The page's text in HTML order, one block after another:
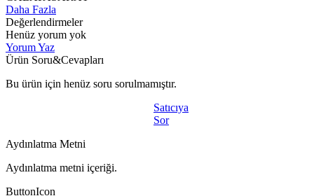
Daha Fazla
Değerlendirmeler
Henüz yorum yok
Yorum Yaz
Ürün Soru&Cevapları
Bu ürün için henüz soru sorulmamıştır.
Satıcıya
Sor
Aydınlatma Metni
Aydınlatma metni içeriği.
ButtonIcon